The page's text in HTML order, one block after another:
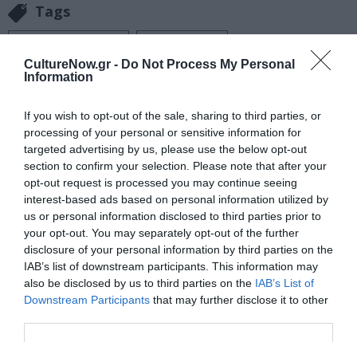
CultureNow.gr - Do Not Process My Personal
Information
If you wish to opt-out of the sale, sharing to third parties, or
processing of your personal or sensitive information for
targeted advertising by us, please use the below opt-out
section to confirm your selection. Please note that after your
opt-out request is processed you may continue seeing
interest-based ads based on personal information utilized by
us or personal information disclosed to third parties prior to
your opt-out. You may separately opt-out of the further
disclosure of your personal information by third parties on the
IAB’s list of downstream participants. This information may
also be disclosed by us to third parties on the IAB’s List of
Downstream Participants that may further disclose it to other
Tags
Newsletter
Κάθε βδομάδα στο e-mail σας τα τελευταία νέα για
την Τέχνη και τον Πολιτισμό!
Ακολουθήστε το Culturenow.gr
Σχετικά Άρθρα